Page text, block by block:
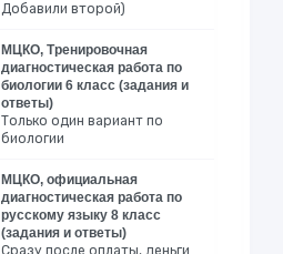
Добавили второй)
МЦКО, Тренировочная
диагностическая работа по
биологии 6 класс (задания и
ответы)
Только один вариант по
биологии
МЦКО, официальная
диагностическая работа по
русскому языку 8 класс
(задания и ответы)
Сразу после оплаты, деньги